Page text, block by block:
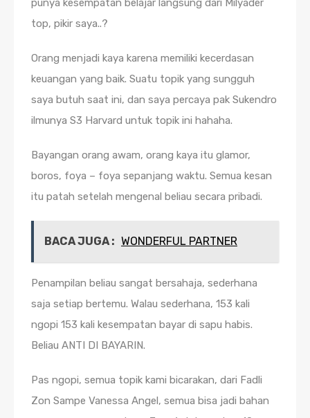
punya kesempatan belajar langsung dari Milyader
top, pikir saya..?
Orang menjadi kaya karena memiliki kecerdasan
keuangan yang baik. Suatu topik yang sungguh
saya butuh saat ini, dan saya percaya pak Sukendro
ilmunya S3 Harvard untuk topik ini hahaha.
Bayangan orang awam, orang kaya itu glamor,
boros, foya – foya sepanjang waktu. Semua kesan
itu patah setelah mengenal beliau secara pribadi.
BACA JUGA : WONDERFUL PARTNER
Penampilan beliau sangat bersahaja, sederhana
saja setiap bertemu. Walau sederhana, 153 kali
ngopi 153 kali kesempatan bayar di sapu habis.
Beliau ANTI DI BAYARIN.
Pas ngopi, semua topik kami bicarakan, dari Fadli
Zon Sampe Vanessa Angel, semua bisa jadi bahan